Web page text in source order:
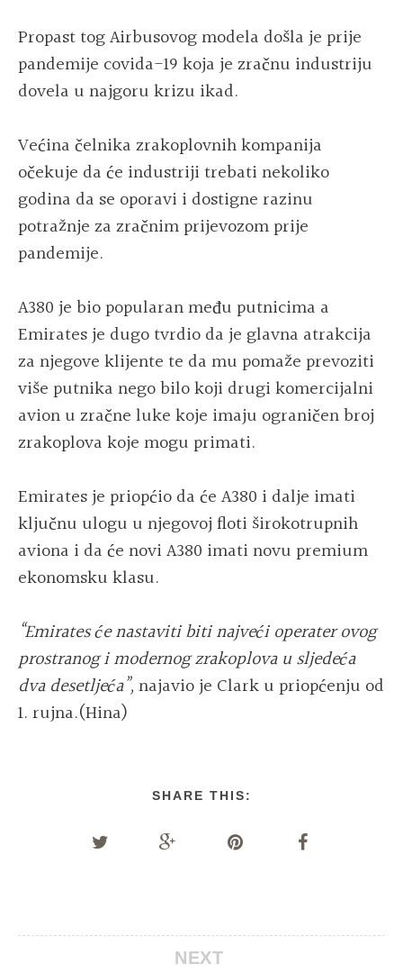
Propast tog Airbusovog modela došla je prije
pandemije covida-19 koja je zračnu industriju
dovela u najgoru krizu ikad.
Većina čelnika zrakoplovnih kompanija
očekuje da će industriji trebati nekoliko
godina da se oporavi i dostigne razinu
potražnje za zračnim prijevozom prije
pandemije.
A380 je bio popularan među putnicima a
Emirates je dugo tvrdio da je glavna atrakcija
za njegove klijente te da mu pomaže prevoziti
više putnika nego bilo koji drugi komercijalni
avion u zračne luke koje imaju ograničen broj
zrakoplova koje mogu primati.
Emirates je priopćio da će A380 i dalje imati
ključnu ulogu u njegovoj floti širokotrupnih
aviona i da će novi A380 imati novu premium
ekonomsku klasu.
“Emirates će nastaviti biti najveći operater ovog
prostranog i modernog zrakoplova u sljedeća
dva desetljeća”,najavio je Clark u priopćenju od
1. rujna.(Hina)
SHARE THIS:
NEXT